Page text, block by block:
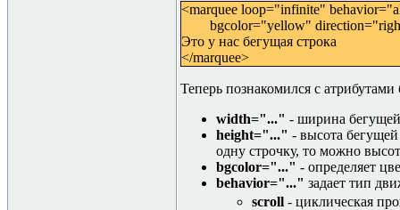
<marquee loop="infinite"
bgcolor="yellow"
Это у нас бегущая строка
</marquee>
Теперь познакомился с
width="..." - ширина
height="..." - высота
одну строчку, то можно
bgcolor="..." - определяет
behavior="..." задает тип
scroll - циклическая